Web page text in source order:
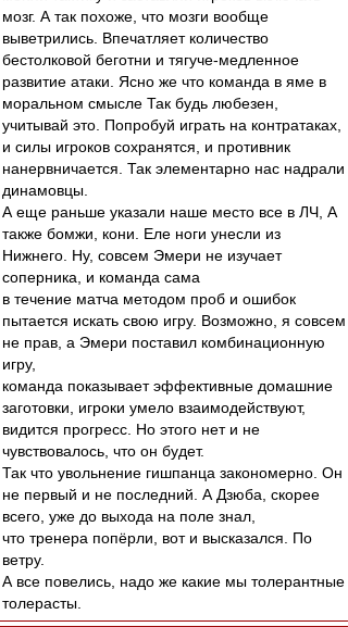
мозг. А так похоже, что мозги вообще
выветрились. Впечатляет количество
бестолковой беготни и тягуче-медленное
развитие атаки. Ясно же что команда в яме в
моральном смысле Так будь любезен,
учитывай это. Попробуй играть на контратаках,
и силы игроков сохранятся, и противник
нанервничается. Так элементарно нас надрали
динамовцы.
А еще раньше указали наше место все в ЛЧ, А
также бомжи, кони. Еле ноги унесли из
Нижнего. Ну, совсем Эмери не изучает
соперника, и команда сама
в течение матча методом проб и ошибок
пытается искать свою игру. Возможно, я совсем
не прав, а Эмери поставил комбинационную
игру,
команда показывает эффективные домашние
заготовки, игроки умело взаимодействуют,
видится прогресс. Но этого нет и не
чувствовалось, что он будет.
Так что увольнение гишпанца закономерно. Он
не первый и не последний. А Дзюба, скорее
всего, уже до выхода на поле знал,
что тренера попёрли, вот и высказался. По
ветру.
А все повелись, надо же какие мы толерантные
толерасты.